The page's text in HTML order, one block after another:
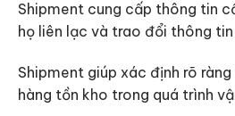
Shipment cung cấp thông tin
họ liên lạc và trao đổi thông
Shipment giúp xác định rõ
hàng tồn kho trong quá trình